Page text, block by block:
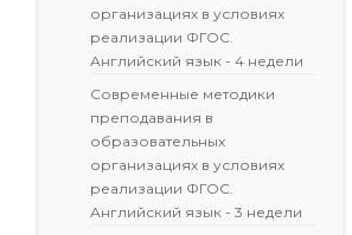
организациях в условиях
реализации ФГОС.
Английский язык - 4 недели
Современные методики
преподавания в
образовательных
организациях в условиях
реализации ФГОС.
Английский язык - 3 недели